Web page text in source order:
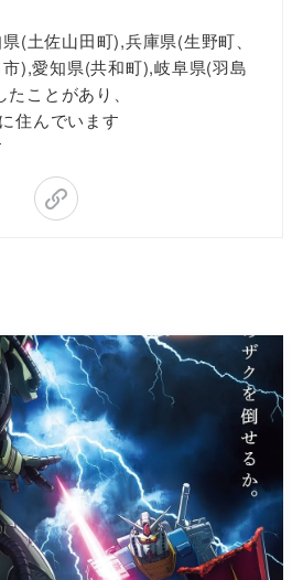
(土佐山田町),兵庫県(生野町、
),愛知県(共和町),岐阜県(羽島
ことがあり、
住んでいます